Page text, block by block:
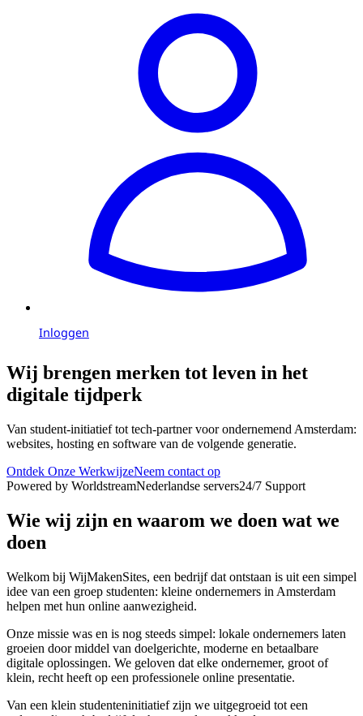
Inloggen
Wij brengen merken tot leven in het
digitale tijdperk
Van student-initiatief tot tech-partner voor ondernemend Amsterdam:
websites, hosting en software van de volgende generatie.
Ontdek Onze WerkwijzeNeem contact op
Powered by WorldstreamNederlandse servers24/7 Support
Wie wij zijn en waarom we doen wat we
doen
Welkom bij WijMakenSites, een bedrijf dat ontstaan is uit een simpel
idee van een groep studenten: kleine ondernemers in Amsterdam
helpen met hun online aanwezigheid.
Onze missie was en is nog steeds simpel: lokale ondernemers laten
groeien door middel van doelgerichte, moderne en betaalbare
digitale oplossingen. We geloven dat elke ondernemer, groot of
klein, recht heeft op een professionele online presentatie.
Van een klein studenteninitiatief zijn we uitgegroeid tot een